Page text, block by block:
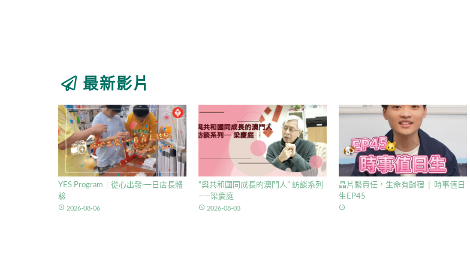
最新影片
YES Program｜從心出發·一日店長體
驗
access_time 2026-08-06
“與共和國同成長的澳門人” 訪談系列
——梁慶庭
access_time 2026-08-03
晶片繫責任，生命有歸宿 │ 時事值日
生EP45
access_time